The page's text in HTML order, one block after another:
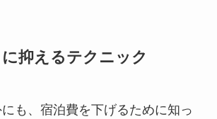
抑えるテクニック
も、宿泊費を下げるために知っ